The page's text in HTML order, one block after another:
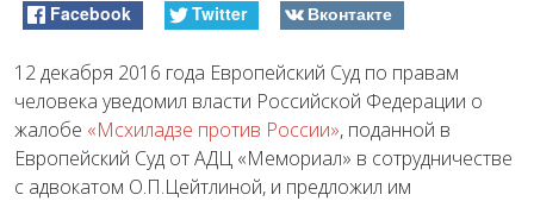
Facebook Twitter Вконтакте
12 декабря 2016 года Европейский Суд по правам
человека уведомил власти Российской Федерации о
жалобе «Мсхиладзе против России», поданной в
Европейский Суд от АДЦ «Мемориал» в сотрудничестве
с адвокатом О.П.Цейтлиной, и предложил им